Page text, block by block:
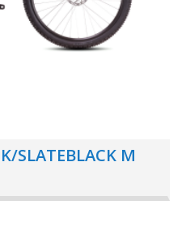
SLATEBLACK M